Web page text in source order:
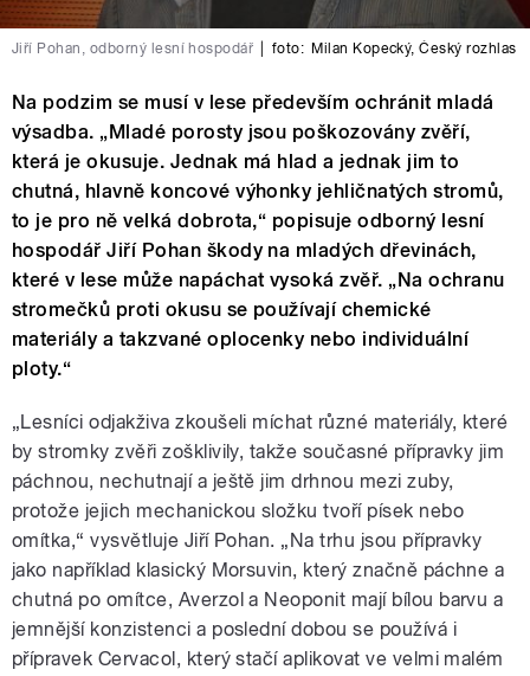
Jiří Pohan, odborný lesní hospodář foto: Milan Kopecký,Český rozhlas
Na podzim se musí v lese především ochránit mladá
výsadba. „Mladé porosty jsou poškozovány zvěří,
která je okusuje. Jednak má hlad a jednak jim to
chutná, hlavně koncové výhonky jehličnatých stromů,
to je pro ně velká dobrota,“ popisuje odborný lesní
hospodář Jiří Pohan škody na mladých dřevinách,
které v lese může napáchat vysoká zvěř. „Na ochranu
stromečků proti okusu se používají chemické
materiály a takzvané oplocenky nebo individuální
ploty.“
„Lesníci odjakživa zkoušeli míchat různé materiály, které
by stromky zvěři zošklivily, takže současné přípravky jim
páchnou, nechutnají a ještě jim drhnou mezi zuby,
protože jejich mechanickou složku tvoří písek nebo
omítka,“ vysvětluje Jiří Pohan. „Na trhu jsou přípravky
jako například klasický Morsuvin, který značně páchne a
chutná po omítce, Averzol a Neoponit mají bílou barvu a
jemnější konzistenci a poslední dobou se používá i
přípravek Cervacol, který stačí aplikovat ve velmi malém